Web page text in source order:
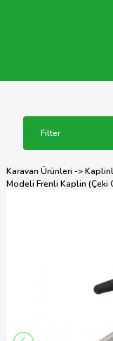
Filter
Karavan Ürünleri ->
Modeli Frenli Kaplin (Çeki